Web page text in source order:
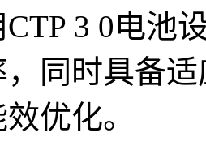
3 0电池
同时具备
优化。